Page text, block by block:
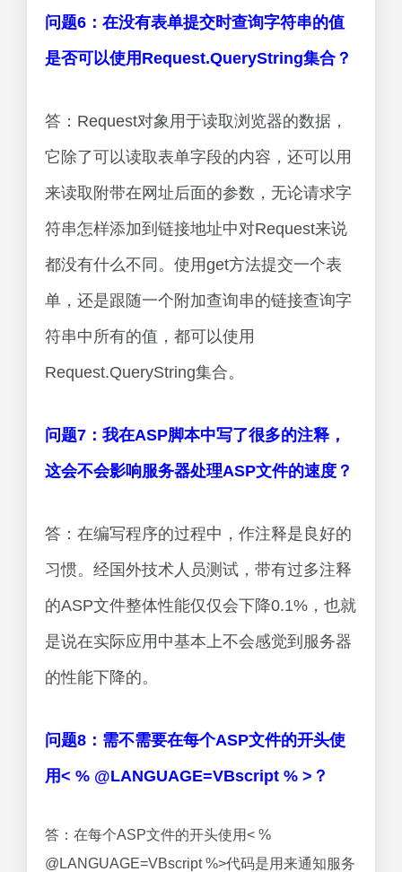
问题6：在没有表单提交时查询字符串的值
是否可以使用Request.QueryString集合？
答：Request对象用于读取浏览器的数据，
它除了可以读取表单字段的内容，还可以用
来读取附带在网址后面的参数，无论请求字
符串怎样添加到链接地址中对Request来说
都没有什么不同。使用get方法提交一个表
单，还是跟随一个附加查询串的链接查询字
符串中所有的值，都可以使用
Request.QueryString集合。
问题7：我在ASP脚本中写了很多的注释，
这会不会影响服务器处理ASP文件的速度？
答：在编写程序的过程中，作注释是良好的
习惯。经国外技术人员测试，带有过多注释
的ASP文件整体性能仅仅会下降0.1%，也就
是说在实际应用中基本上不会感觉到服务器
的性能下降的。
问题8：需不需要在每个ASP文件的开头使
用< % @LANGUAGE=VBscript % >？
答：在每个ASP文件的开头使用< %
@LANGUAGE=VBscript %>代码是用来通知服务